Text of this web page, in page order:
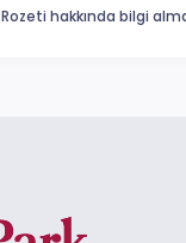
Rozeti hakkında bilgi